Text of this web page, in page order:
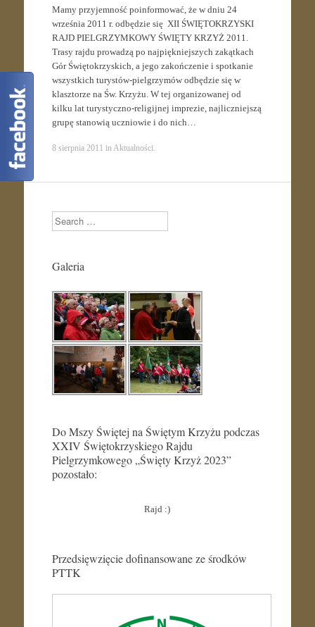
Mamy przyjemność poinformować, że w dniu 24
września 2011 r. odbędzie się XII ŚWIĘTOKRZYSKI
RAJD PIELGRZYMKOWY ŚWIĘTY KRZYŻ 2011.
Trasy rajdu prowadzą po najpiękniejszych zakątkach
Gór Świętokrzyskich, a jego zakończenie i spotkanie
wszystkich turystów-pielgrzymów odbędzie się w
klasztorze na Św. Krzyżu. W tej organizowanej od
kilku lat turystyczno-religijnej imprezie, najliczniejszą
grupę stanowią uczniowie i do nich…
8 sierpnia 2011 inAktualności.
Search
Galeria
Do Mszy Świętej na Świętym Krzyżu podczas
XXIV Świętokrzyskiego Rajdu
Pielgrzymkowego „Święty Krzyż 2023”
pozostało:
Rajd :)
Przedsięwzięcie dofinansowane ze środków
PTTK